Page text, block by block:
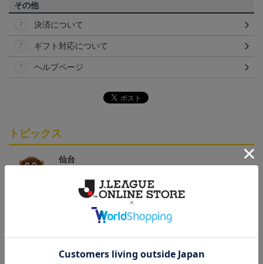
その他
決済について
ギフト対応について
ヘルプページ
トピックス
仙台
見！今すぐチェックしてみてください！